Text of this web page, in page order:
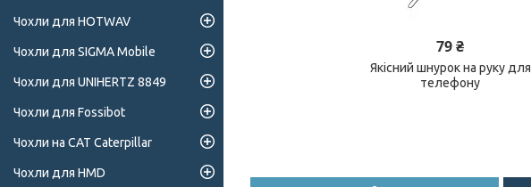
79 ₴
Якісний шнурок на руку для
телефону
Чохли для HOTWAV
Чохли для SIGMA Mobile
Чохли для UNIHERTZ 8849
Чохли для Fossibot
Чохли на CAT Caterpillar
Чохли для HMD